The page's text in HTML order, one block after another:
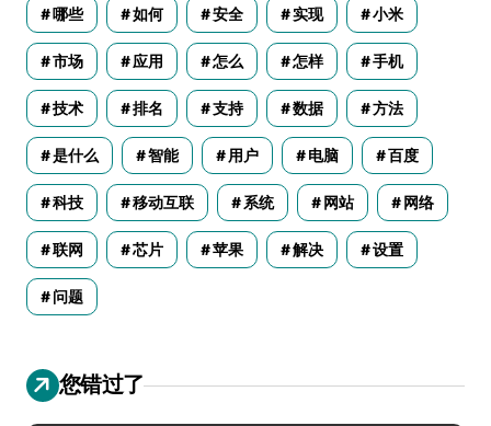
哪些 如何 安全 实现 小米
市场 应用 怎么 怎样 手机
技术 排名 支持 数据 方法
是什么 智能 用户 电脑 百度
科技 移动互联 系统 网站 网络
联网 芯片 苹果 解决 设置
问题
您错过了